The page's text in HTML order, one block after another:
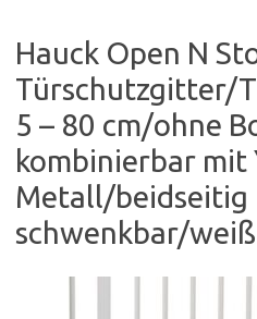
Hauck Open N
Türschutzgitter/
5 – 80 cm/ohne
kombinierbar mit
Metall/beidseitig
schwenkbar/weiß